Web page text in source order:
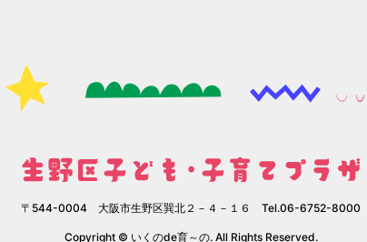
〒544-0004 大阪市生野区巽北２－４－１６ Tel.06-6752-8000
Copyright © いくのde育～の. All Rights Reserved.